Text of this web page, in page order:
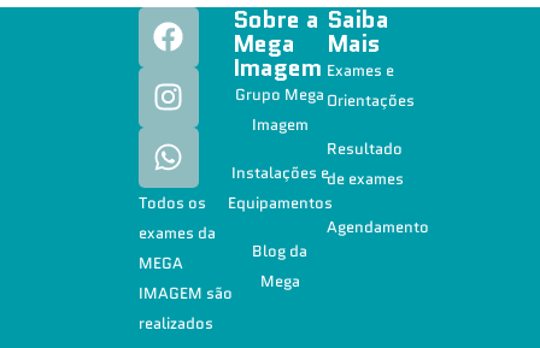
Todos os
exames da
MEGA
IMAGEM são
realizados
Sobre a
Mega
Imagem
Grupo Mega
Imagem
Instalações e
Equipamentos
Blog da
Mega
Saiba
Mais
Exames e
Orientações
Resultado
de exames
Agendamento